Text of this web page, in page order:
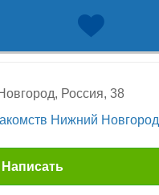
Россия, 38
Нижний Новгород
Написать